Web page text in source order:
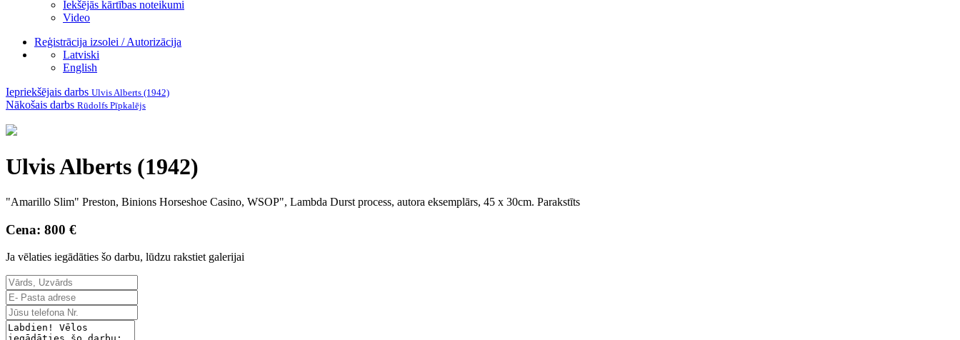
Iekšējās kārtības noteikumi
Video
Reģistrācija izsolei / Autorizācija
Latviski
English
Iepriekšējais darbs Ulvis Alberts (1942)
Nākošais darbs Rūdolfs Pīpkalējs
Ulvis Alberts (1942)
"Amarillo Slim" Preston, Binions Horseshoe Casino, WSOP", Lambda Durst process, autora eksemplārs, 45 x 30cm. Parakstīts
Cena: 800 €
Ja vēlaties iegādāties šo darbu, lūdzu rakstiet galerijai